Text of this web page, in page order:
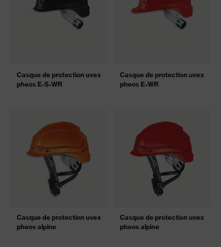
Casque de protection uvex
pheos E-S-WR
Casque de protection uvex
pheos E-WR
Casque de protection uvex
pheos alpine
Casque de protection uvex
pheos alpine